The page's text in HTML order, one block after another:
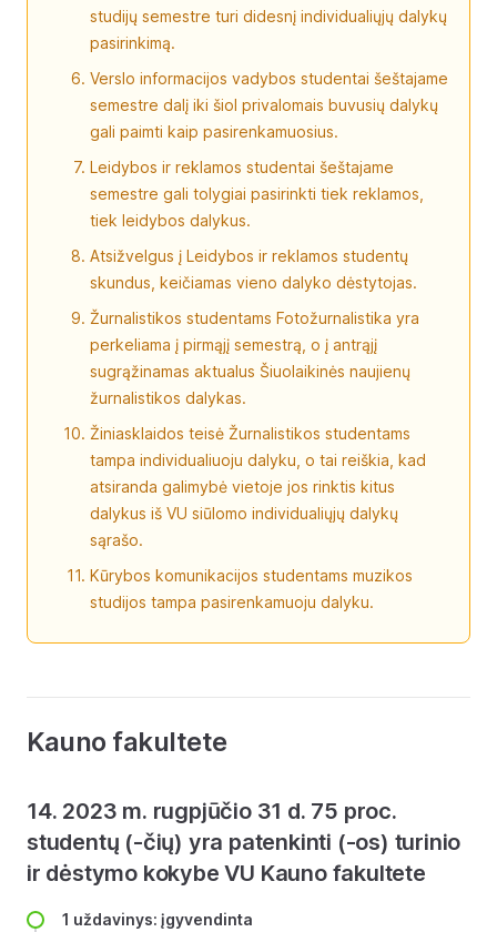
studijų semestre turi didesnį individualiųjų dalykų
pasirinkimą.
Verslo informacijos vadybos studentai šeštajame
semestre dalį iki šiol privalomais buvusių dalykų
gali paimti kaip pasirenkamuosius.
Leidybos ir reklamos studentai šeštajame
semestre gali tolygiai pasirinkti tiek reklamos,
tiek leidybos dalykus.
Atsižvelgus į Leidybos ir reklamos studentų
skundus, keičiamas vieno dalyko dėstytojas.
Žurnalistikos studentams Fotožurnalistika yra
perkeliama į pirmąjį semestrą, o į antrąjį
sugrąžinamas aktualus Šiuolaikinės naujienų
žurnalistikos dalykas.
Žiniasklaidos teisė Žurnalistikos studentams
tampa individualiuoju dalyku, o tai reiškia, kad
atsiranda galimybė vietoje jos rinktis kitus
dalykus iš VU siūlomo individualiųjų dalykų
sąrašo.
Kūrybos komunikacijos studentams muzikos
studijos tampa pasirenkamuoju dalyku.
Kauno fakultete
14. 2023 m. rugpjūčio 31 d. 75 proc.
studentų (-čių) yra patenkinti (-os) turinio
ir dėstymo kokybe VU Kauno fakultete
1 uždavinys: įgyvendinta